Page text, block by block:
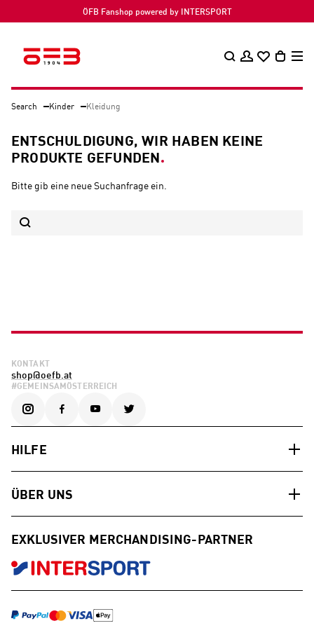
ÖFB Fanshop powered by INTERSPORT
Search Kinder Kleidung
ENTSCHULDIGUNG, WIR HABEN KEINE
PRODUKTE GEFUNDEN
Bitte gib eine neue Suchanfrage ein.
KONTAKT
shop@oefb.at
#GEMEINSAMÖSTERREICH
HILFE
ÜBER UNS
EXKLUSIVER MERCHANDISING-PARTNER